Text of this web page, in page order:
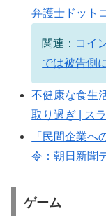
弁護士ドット
関連： コイ
では被告側
不健康な食生
取り過ぎ | ス
「民間企業
令：朝日新聞
ゲーム